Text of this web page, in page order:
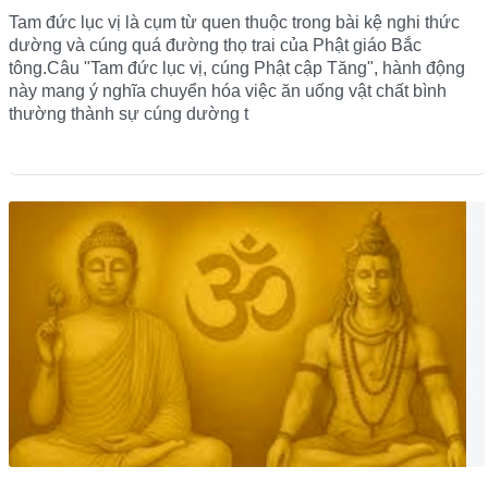
Tam đức lục vị là cụm từ quen thuộc trong bài kệ nghi thức
dường và cúng quá đường thọ trai của Phật giáo Bắc
tông.Câu "Tam đức lục vị, cúng Phật cập Tăng", hành động
này mang ý nghĩa chuyển hóa việc ăn uống vật chất bình
thường thành sự cúng dường t